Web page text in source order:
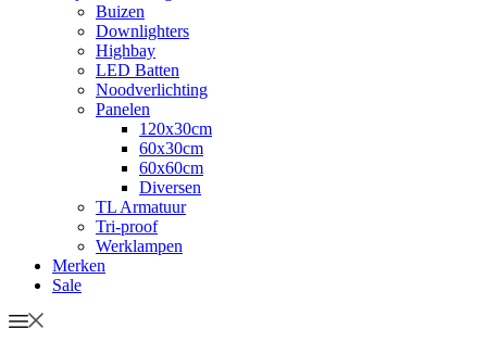
Buizen
Downlighters
Highbay
LED Batten
Noodverlichting
Panelen
120x30cm
60x30cm
60x60cm
Diversen
TL Armatuur
Tri-proof
Werklampen
Merken
Sale